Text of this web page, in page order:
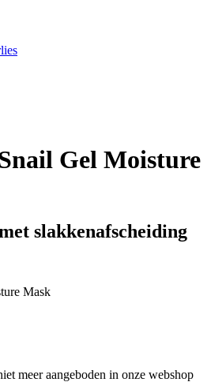
Gel Moisture
slakkenafscheiding
Mask
meer aangeboden in onze webshop